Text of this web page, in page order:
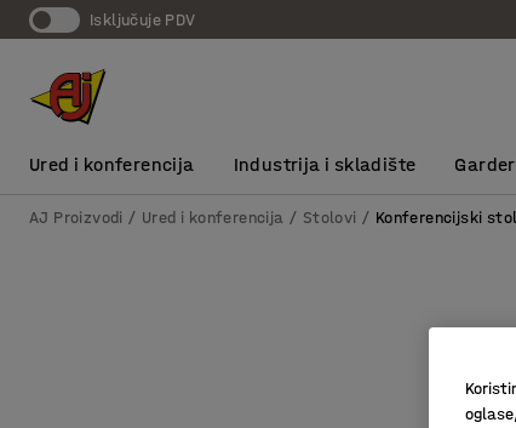
Isključuje PDV
Ured i konferencija Industrija i skladište
AJ Proizvodi Ured i konferencija Stolovi Konferencijski